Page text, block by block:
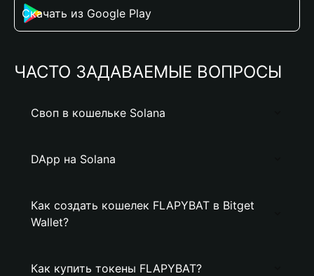
Скачать из Google Play
ЧАСТО ЗАДАВАЕМЫЕ ВОПРОСЫ
Своп в кошельке Solana
DApp на Solana
Как создать кошелек FLAPYBAT в Bitget
Wallet?
Как купить токены FLAPYBAT?